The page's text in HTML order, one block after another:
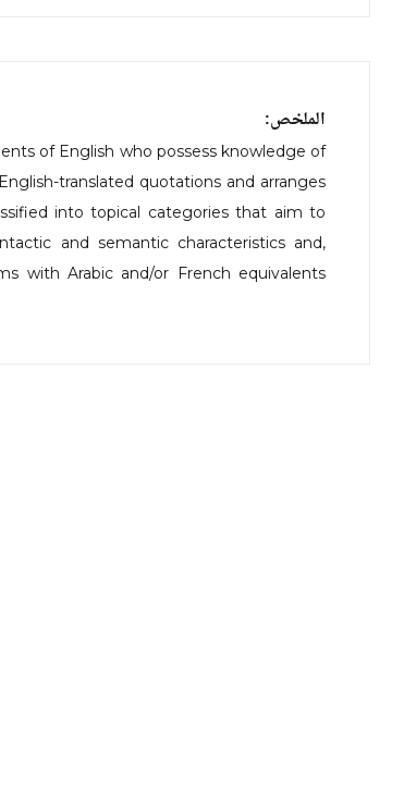
الملخص:
of English who possess knowledge of
translated quotations and arranges
into topical categories that aim to
and semantic characteristics and,
with Arabic and/or French equivalents